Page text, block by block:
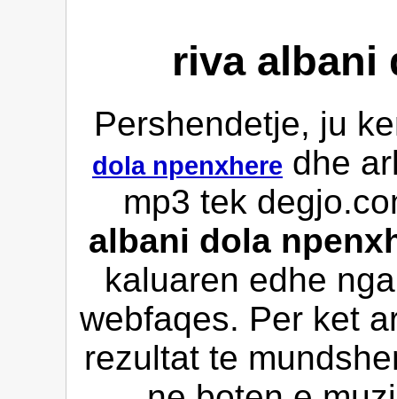
riva albani
Pershendetje, ju
dola npenxhere dhe
mp3 tek
albani dola
kaluaren edhe
webfaqes. Per ket
rezultat te